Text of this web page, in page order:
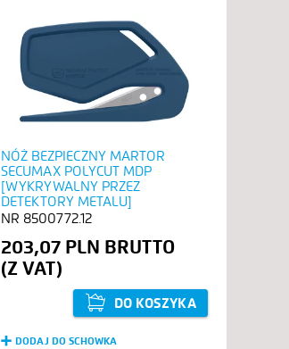
NÓŻ BEZPIECZNY MARTOR
SECUMAX POLYCUT MDP
[WYKRYWALNY PRZEZ
DETEKTORY METALU]
8500772.12
203,07 PLN
DO KOSZYKA
DODAJ DO SCHOWKA